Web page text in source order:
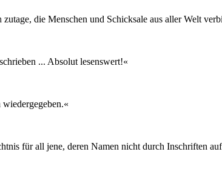
die Menschen und Schicksale aus aller Welt
... Absolut lesenswert!«
für all jene, deren Namen nicht durch Inschriften